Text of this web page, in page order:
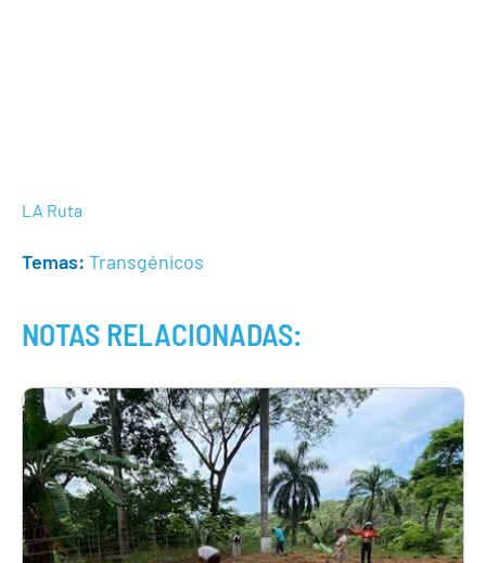
LA Ruta
Temas: Transgénicos
NOTAS RELACIONADAS: